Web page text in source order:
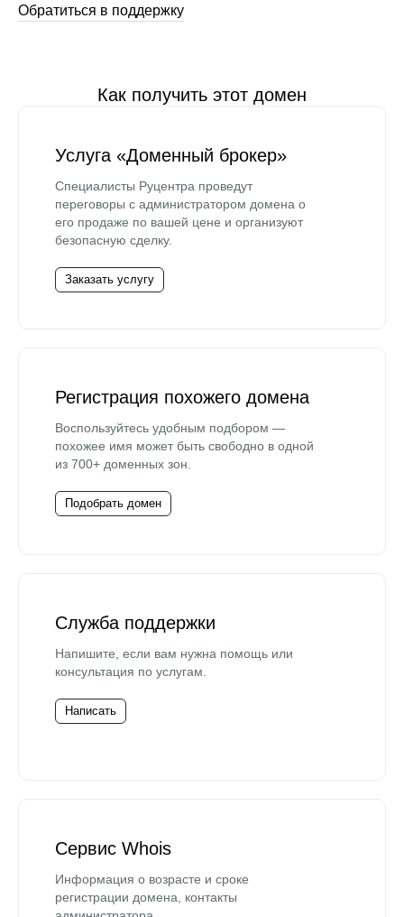
Обратиться в поддержку
Как получить этот домен
Услуга «Доменный брокер»
Специалисты Руцентра проведут
переговоры с администратором домена о
его продаже по вашей цене и организуют
безопасную сделку.
Заказать услугу
Регистрация похожего домена
Воспользуйтесь удобным подбором —
похожее имя может быть свободно в одной
из 700+ доменных зон.
Подобрать домен
Служба поддержки
Напишите, если вам нужна помощь или
консультация по услугам.
Написать
Сервис Whois
Информация о возрасте и сроке
регистрации домена, контакты